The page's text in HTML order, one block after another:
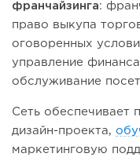
франчайзинга:
право выкупа
оговоренных
управление
обслуживание
Сеть обеспечивает
дизайн-проекта,
маркетинговую